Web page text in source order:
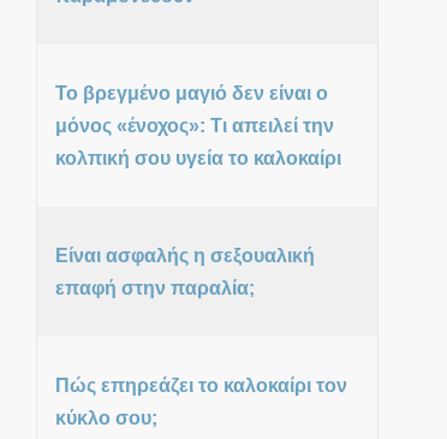
Το βρεγμένο μαγιό δεν είναι ο
μόνος «ένοχος»: Τι απειλεί την
κολπική σου υγεία το καλοκαίρι
Είναι ασφαλής η σεξουαλική
επαφή στην παραλία;
Πώς επηρεάζει το καλοκαίρι τον
κύκλο σου;